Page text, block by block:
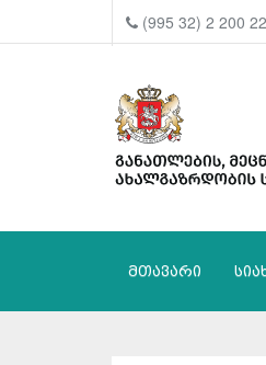
(995 32) 2 200
მთავარი